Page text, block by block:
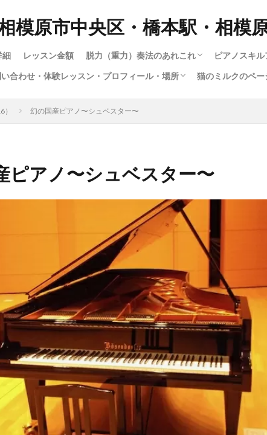
模原市中央区・橋本駅・相模
細 レッスン金額 脱力（重力）奏法のあれこれ
脱力奏法(重量・重力奏法）スピード講座
動画で脱力・重力・重量奏法スピード講座！
もっとわかる！脱力・重力・重量奏法講座
ハノンで習得する脱力・重量（重力）奏法
ロシア奏法と重量奏法は何が違う？
ピアノスキ
多彩な音色
1.ピアノの
12.指は立て
大人のため
子供スキル
楽譜出版会
ショパンエ
楽譜出版会
暗譜の極意
さまざまな
youtubeに
ハノンで習
ジストニア
暗譜の極意
合わせ・体験レッスン・プロフィール・場所 猫のミルクのペー
幻の国産ピアノ〜シュベスター〜
ピアノ〜シュベスター〜